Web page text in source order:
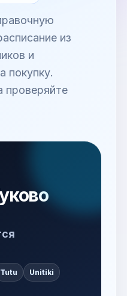
из
и
покупку.
проверяйте
Tutu Unitiki